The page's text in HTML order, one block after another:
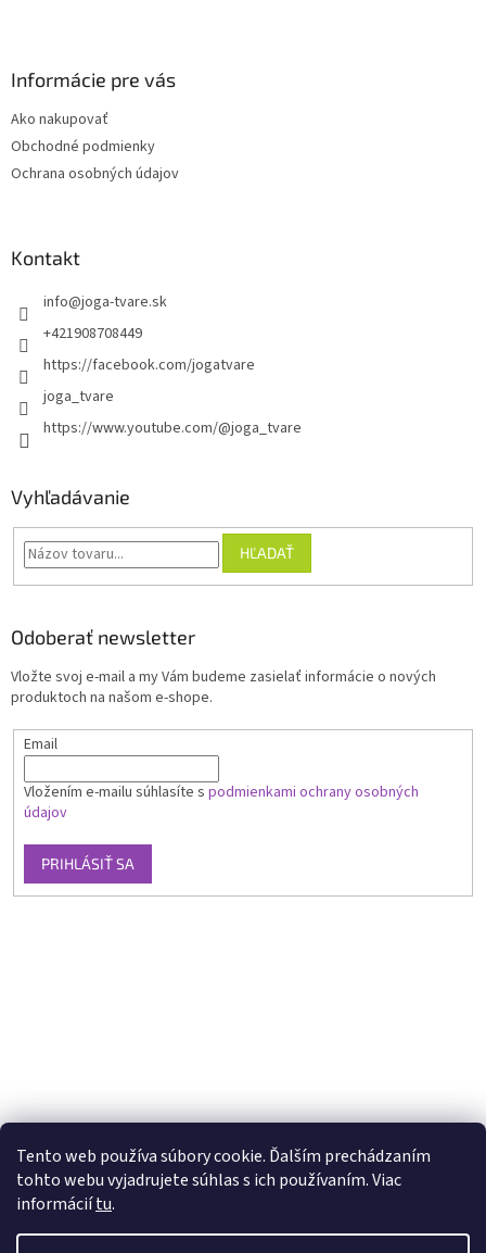
Tento web používa súbory cookie. Ďalším prechádzaním
tohto webu vyjadrujete súhlas s ich používaním. Viac
informáciítu.
Informácie pre vás
Ako nakupovať
Obchodné podmienky
Ochrana osobných údajov
Kontakt
info@joga-tvare.sk
+421908708449
https://facebook.com/jogatvare
joga_tvare
https://www.youtube.com/@joga_tvare
Vyhľadávanie
HĽADAŤ
Odoberať newsletter
Vložte svoj e-mail a my Vám budeme zasielať informácie o nových
produktoch na našom e-shope.
Email
Vložením e-mailu súhlasíte s podmienkami ochrany osobných
údajov
PRIHLÁSIŤ SA